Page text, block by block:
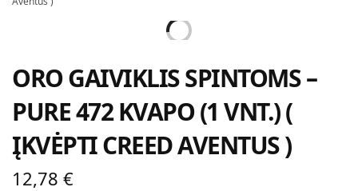
ORO GAIVIKLIS SPINTOMS –
PURE 472 KVAPO (1 VNT.) (
ĮKVĖPTI CREED AVENTUS )
12,78€